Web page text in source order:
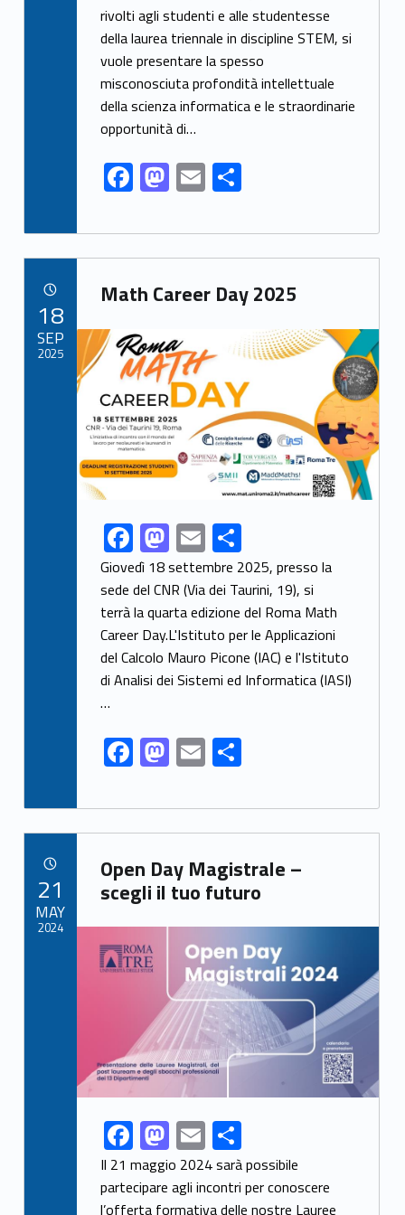
e
b
o
o
k
to
d
o
n
ai
l
ar
e
rivolti agli studenti e alle studentesse
della laurea triennale in discipline STEM, si
vuole presentare la spesso
misconosciuta profondità intellettuale
della scienza informatica e le straordinarie
opportunità di…
F
ac
e
b
o
o
k
M
as
to
d
o
E
m
ai
l
S
ar
e
Link identifier archive #link-archive-11363
Math Career Day 2025
Link identifier archive #link-archive-thumb-soap-99878
Link identifier share facebook archive #share-link-archive-71389F
ac
e
b
o
o
M
as
to
d
o
n
E
m
ai
l
S
h
ar
e
Giovedì 18 settembre 2025, presso la
sede del CNR (Via dei Taurini, 19), si
terrà la quarta edizione del Roma Math
Career Day.L'Istituto per le Applicazioni
del Calcolo Mauro Picone (IAC) e l'Istituto
di Analisi dei Sistemi ed Informatica (IASI)
…
F
ac
e
b
o
o
k
M
as
to
d
o
n
E
m
ai
l
S
h
ar
e
18
SEP
2025
Link identifier archive #link-archive-8700
Open Day Magistrale –
scegli il tuo futuro
Link identifier archive #link-archive-thumb-soap-4137
Link identifier share facebook archive #share-link-archive-24260F
ac
e
M
as
to
E
m
ai
S
h
ar
Il 21 maggio 2024 sarà possibile
partecipare agli incontri per conoscere
l’offerta formativa delle nostre Lauree
21
MAY
2024